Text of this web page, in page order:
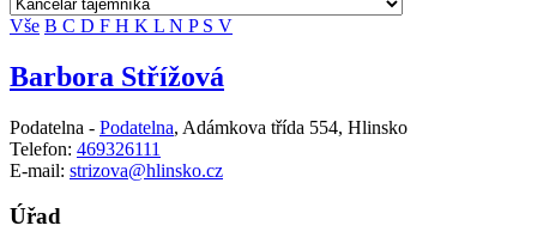
Vše B C D F H K L N P S V
Barbora Střížová
Podatelna - Podatelna, Adámkova třída 554, Hlinsko
Telefon: 469326111
E-mail: strizova@hlinsko.cz
Úřad